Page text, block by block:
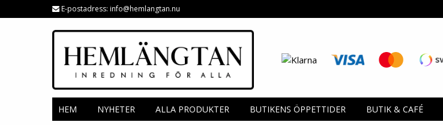
E-postadress: info@hemlangtan.nu
HEM NYHETER ALLA PRODUKTER BUTIKENS ÖPPETTIDER BUTIK & CAFÉ